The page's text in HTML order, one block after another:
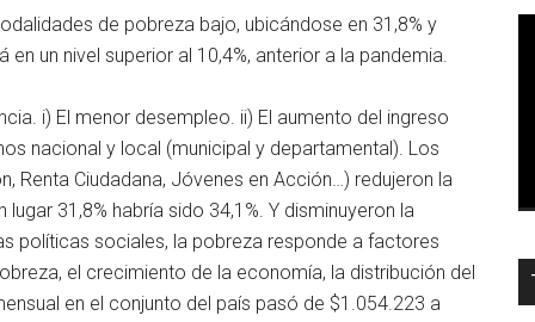
de pobreza bajo, ubicándose en 31,8% y
un nivel superior al 10,4%, anterior a la pandemia.
i) El menor desempleo. ii) El aumento del ingreso
nacional y local (municipal y departamental). Los
Renta Ciudadana, Jóvenes en Acción…) redujeron la
31,8% habría sido 34,1%. Y disminuyeron la
políticas sociales, la pobreza responde a factores
el crecimiento de la economía, la distribución del
en el conjunto del país pasó de $1.054.223 a